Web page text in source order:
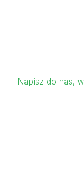
Napisz do nas,